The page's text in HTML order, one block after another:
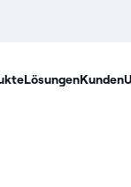
LösungenKunden